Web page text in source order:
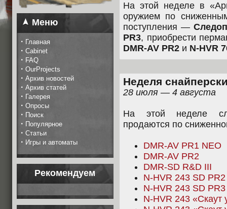
Меню
· Главная
· Cabinet
· FAQ
· OurProjects
· Архив новостей
· Архив статей
· Галерея
· Опросы
· Поиск
· Популярное
· Статьи
· Игры и автоматы
Рекомендуем
На этой неделе в
оружием по
поступления —
PR3, приобрести
DMR-AV PR2 и N-HVR
Неделя
28 июля — 4 августа
На этой неделе
продаются по
DMR-AV PR1 NEO
DMR-AV PR2
DMR-SD R&D III
N-HVR 243 SD PR2
N-HVR 243 SD PR3
N-HVR 243 «Скаут